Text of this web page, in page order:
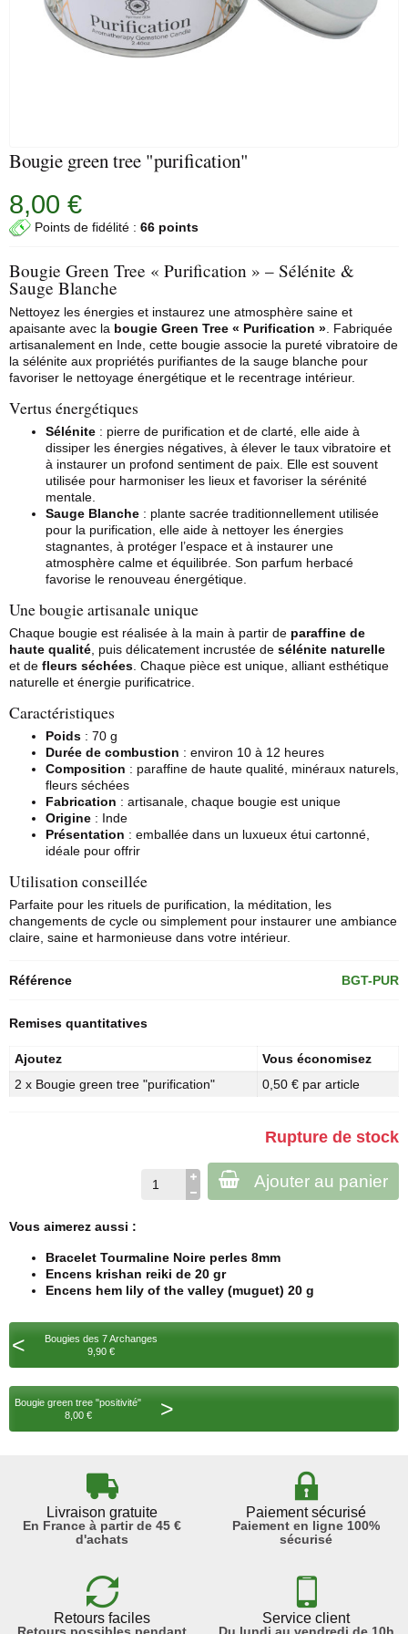
Bougie green tree "purification"
8,00 €
Points de fidélité : 66 points
Bougie Green Tree « Purification » – Sélénite &
Sauge Blanche
Nettoyez les énergies et instaurez une atmosphère saine et
apaisante avec la bougie Green Tree « Purification » . Fabriquée
artisanalement en Inde, cette bougie associe la pureté vibratoire de
la sélénite aux propriétés purifiantes de la sauge blanche pour
favoriser le nettoyage énergétique et le recentrage intérieur.
Vertus énergétiques
Sélénite : pierre de purification et de clarté, elle aide à
dissiper les énergies négatives, à élever le taux vibratoire et
à instaurer un profond sentiment de paix. Elle est souvent
utilisée pour harmoniser les lieux et favoriser la sérénité
mentale.
Sauge Blanche : plante sacrée traditionnellement utilisée
pour la purification, elle aide à nettoyer les énergies
stagnantes, à protéger l’espace et à instaurer une
atmosphère calme et équilibrée. Son parfum herbacé
favorise le renouveau énergétique.
Une bougie artisanale unique
Chaque bougie est réalisée à la main à partir de paraffine de
haute qualité , puis délicatement incrustée de sélénite naturelle
et de fleurs séchées . Chaque pièce est unique, alliant esthétique
naturelle et énergie purificatrice.
Caractéristiques
Poids : 70 g
Durée de combustion : environ 10 à 12 heures
Composition : paraffine de haute qualité, minéraux naturels,
fleurs séchées
Fabrication : artisanale, chaque bougie est unique
Origine : Inde
Présentation : emballée dans un luxueux étui cartonné,
idéale pour offrir
Utilisation conseillée
Parfaite pour les rituels de purification, la méditation, les
changements de cycle ou simplement pour instaurer une ambiance
claire, saine et harmonieuse dans votre intérieur.
Référence BGT-PUR
Remises quantitatives
Ajoutez
Vous économisez
2 x Bougie green tree "purification"
0,50 € par article
Rupture de stock
Ajouter au panier
Vous aimerez aussi :
Bracelet Tourmaline Noire perles 8mm
Encens krishan reiki de 20 gr
Encens hem lily of the valley (muguet) 20 g
<
Bougies des 7 Archanges
9,90 €
Bougie green tree "positivité"
8,00 €
>
Livraison gratuite
En France à partir de 45 €
d'achats
Paiement sécurisé
Paiement en ligne 100%
sécurisé
Retours faciles Service client